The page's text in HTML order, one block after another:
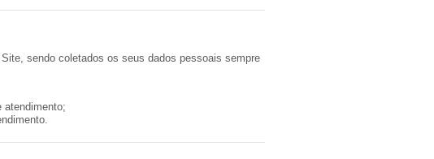
sendo coletados os seus dados pessoais sempre
atendimento;